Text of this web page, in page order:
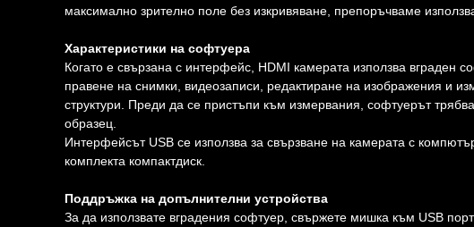
максимално зрително поле без изкривяване, препоръчваме
Характеристики на софтуера
Когато е свързана с интерфейс, HDMI камерата използва вграден
правене на снимки, видеозаписи, редактиране на изображения и
структури. Преди да се пристъпи към измервания, софтуерът
образец.
Интерфейсът USB се използва за свързване на камерата с
комплекта компактдиск.
Поддръжка на допълнителни устройства
За да използвате вградения софтуер, свържете мишка към USB